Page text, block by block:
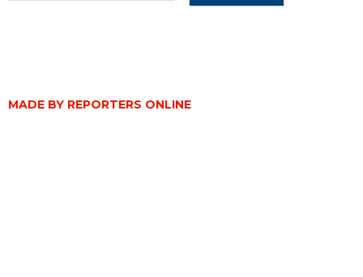
MADE BY REPORTERS ONLINE